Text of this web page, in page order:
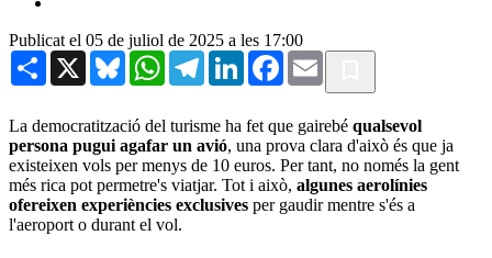
Publicat el 05 de juliol de 2025 a les 17:00
Share X BlueskyWhatsAppTelegramLinkedInFacebook
Email
La democratització del turisme ha fet que gairebé qualsevol
persona pugui agafar un avió, una prova clara d'això és que ja
existeixen vols per menys de 10 euros. Per tant, no només la gent
més rica pot permetre's viatjar. Tot i això, algunes aerolínies
ofereixen experiències exclusives per gaudir mentre s'és a
l'aeroport o durant el vol.